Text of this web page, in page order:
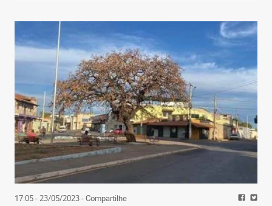
17:05 - 23/05/2023- Compartilhe